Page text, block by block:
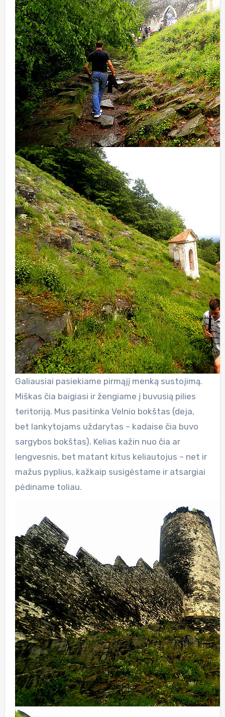
Galiausiai pasiekiame pirmąjį menką sustojimą.
Miškas čia baigiasi ir žengiame į buvusią pilies
teritoriją. Mus pasitinka Velnio bokštas (deja,
bet lankytojams uždarytas – kadaise čia buvo
sargybos bokštas). Kelias kažin nuo čia ar
lengvesnis, bet matant kitus keliautojus – net ir
mažus pyplius, kažkaip susigėstame ir atsargiai
pėdiname toliau.